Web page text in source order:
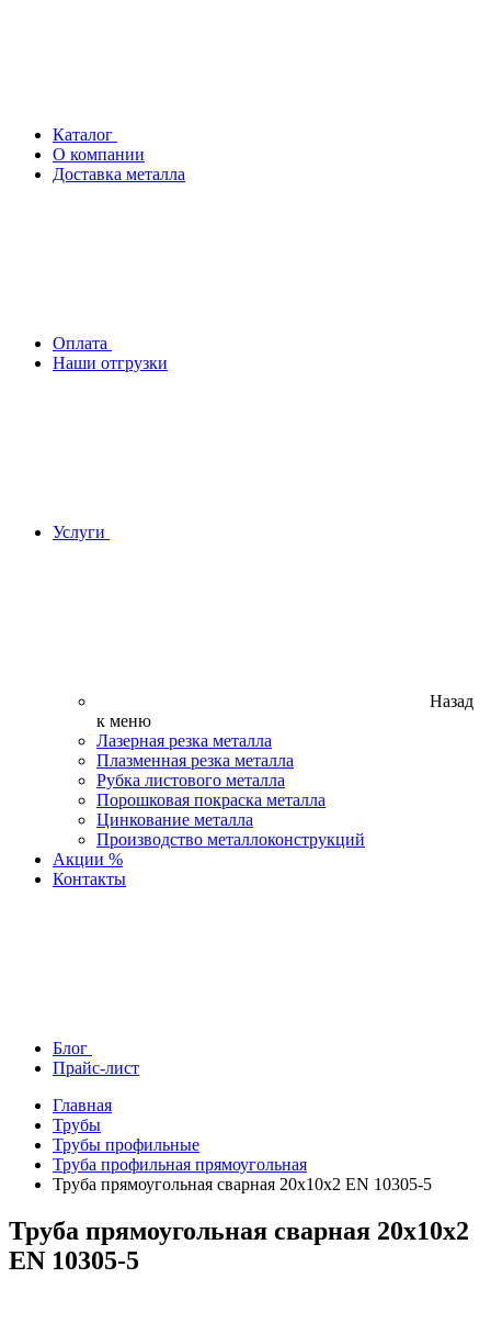
Каталог
О компании
Доставка металла
Оплата
Наши отгрузки
Услуги
Назад
к меню
Лазерная резка металла
Плазменная резка металла
Рубка листового металла
Порошковая покраска металла
Цинкование металла
Производство металлоконструкций
Акции %
Контакты
Блог
Прайс-лист
Главная
Трубы
Трубы профильные
Труба профильная прямоугольная
Труба прямоугольная сварная 20х10х2 EN 10305-5
Труба прямоугольная сварная 20х10х2
EN 10305-5